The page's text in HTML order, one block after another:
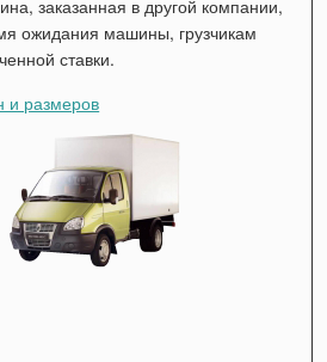
заказанная в другой компании,
ожидания машины, грузчикам
ставки.
и размеров